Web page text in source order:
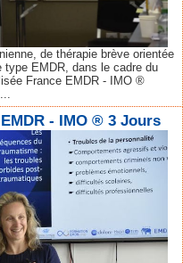
de thérapie brève orientée
EMDR, dans le cadre du
France EMDR - IMO ®
- IMO ® 3 Jours